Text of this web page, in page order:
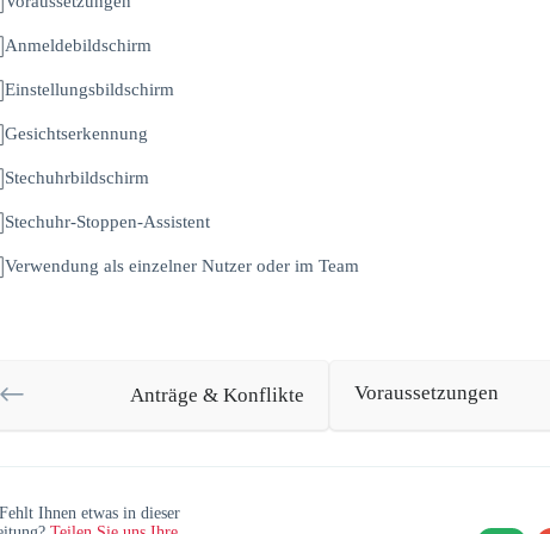
Anmeldebildschirm
Einstellungsbildschirm
Gesichtserkennung
Stechuhrbildschirm
Stechuhr-Stoppen-Assistent
Verwendung als einzelner Nutzer oder im Team
Anträge & Konflikte Voraussetzungen
Ihnen etwas in dieser